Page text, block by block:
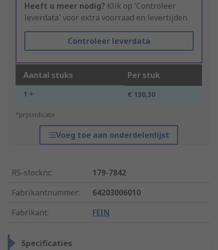
Heeft u meer nodig? Klik op 'Controleer
leverdata' voor extra voorraad en levertijden.
Controleer leverdata
Aantal stuks Per stuk
1 + € 130,30
*prijsindicatie
Voeg toe aan onderdelenlijst
RS-stocknr.:
179-7842
Fabrikantnummer:
64203006010
Fabrikant: FEIN
Specificaties